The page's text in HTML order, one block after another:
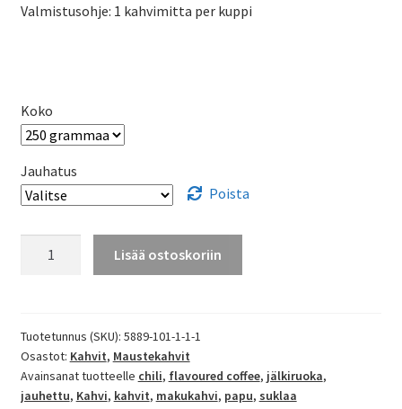
Valmistusohje: 1 kahvimitta per kuppi
Koko
Jauhatus
Poista
Lisää ostoskoriin
Tuotetunnus (SKU): 5889-101-1-1-1
Osastot: Kahvit, Maustekahvit
Avainsanat tuotteelle chili, flavoured coffee, jälkiruoka,
jauhettu, Kahvi, kahvit, makukahvi, papu, suklaa